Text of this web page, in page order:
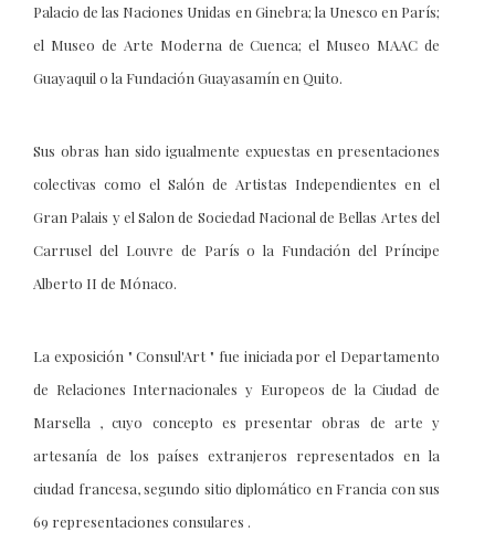
Palacio de las Naciones Unidas en Ginebra; la Unesco en París;
el Museo de Arte Moderna de Cuenca; el Museo MAAC de
Guayaquil o la Fundación Guayasamín en Quito.
Sus obras han sido igualmente expuestas en presentaciones
colectivas como el Salón de Artistas Independientes en el
Gran Palais y el Salon de Sociedad Nacional de Bellas Artes del
Carrusel del Louvre de París o la Fundación del Príncipe
Alberto II de Mónaco.
La exposición " Consul'Art " fue iniciada por el Departamento
de Relaciones Internacionales y Europeos de la Ciudad de
Marsella , cuyo concepto es presentar obras de arte y
artesanía de los países extranjeros representados en la
ciudad francesa, segundo sitio diplomático en Francia con sus
69 representaciones consulares .